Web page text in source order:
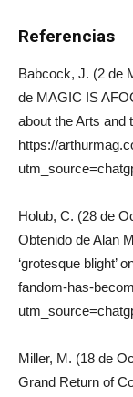
Referencias
Babcock, J. (2 de
de MAGIC IS
about the Arts and
https://
Holub, C. (28 de
Obtenido de Alan
‘grotesque blight’
fandom-has-
Miller, M. (18 de
Grand Return of